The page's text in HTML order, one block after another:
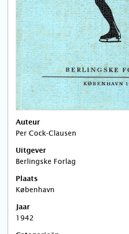
Auteur
Per Cock-Clausen
Uitgever
Berlingske Forlag
Plaats
København
Jaar
1942